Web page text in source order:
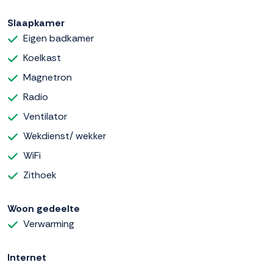
Slaapkamer
Eigen badkamer
Koelkast
Magnetron
Radio
Ventilator
Wekdienst/ wekker
WiFi
Zithoek
Woon gedeelte
Verwarming
Internet